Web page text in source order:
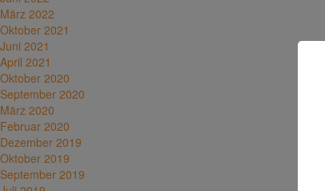
März 2022
Oktober 2021
Juni 2021
April 2021
Oktober 2020
September 2020
März 2020
Februar 2020
Dezember 2019
Oktober 2019
September 2019